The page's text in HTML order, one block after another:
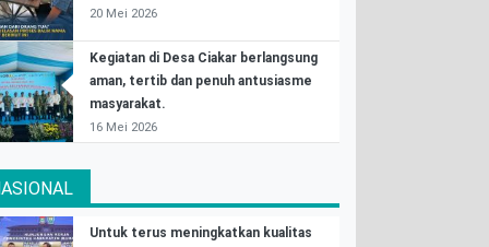
20 Mei 2026
Kegiatan di Desa Ciakar berlangsung
aman, tertib dan penuh antusiasme
masyarakat.
16 Mei 2026
Untuk terus meningkatkan kualitas